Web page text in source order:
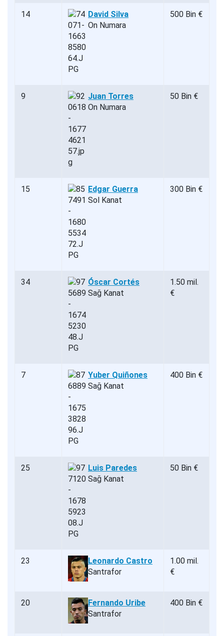
14
David Silva
On Numara
500 Bin €
9
Juan Torres
On Numara
50 Bin €
15
Edgar Guerra
Sol Kanat
300 Bin €
34
Óscar Cortés
Sağ Kanat
1.50 mil.
€
7
Yuber Quiñones
Sağ Kanat
400 Bin €
25
Luis Paredes
Sağ Kanat
50 Bin €
23
Leonardo Castro
Santrafor
1.00 mil.
€
20
Fernando Uribe
Santrafor
400 Bin €